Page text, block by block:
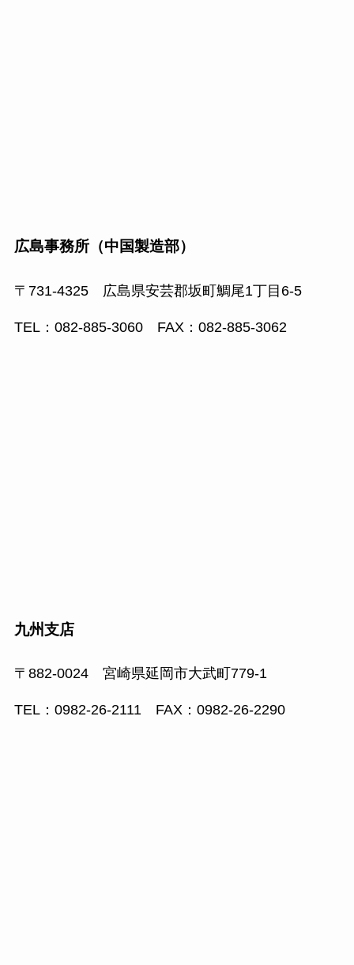
広島事務所（中国製造部）
〒731-4325 広島県安芸郡坂町鯛尾1丁目6-5
TEL：082-885-3060 FAX：082-885-3062
九州支店
〒882-0024 宮崎県延岡市大武町779-1
TEL：0982-26-2111 FAX：0982-26-2290